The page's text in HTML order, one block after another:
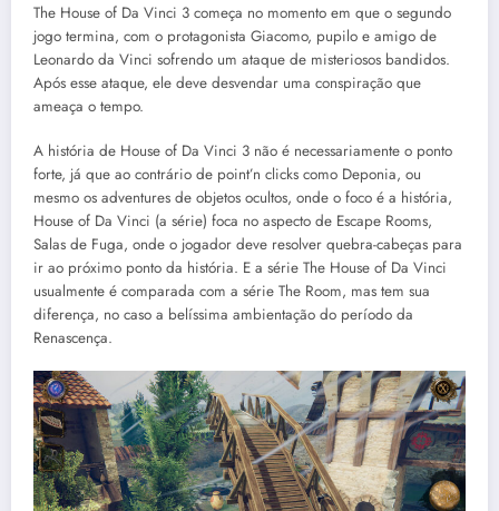
The House of Da Vinci 3 começa no momento em que o segundo
jogo termina, com o protagonista Giacomo, pupilo e amigo de
Leonardo da Vinci sofrendo um ataque de misteriosos bandidos.
Após esse ataque, ele deve desvendar uma conspiração que
ameaça o tempo.
A história de House of Da Vinci 3 não é necessariamente o ponto
forte, já que ao contrário de point’n clicks como Deponia, ou
mesmo os adventures de objetos ocultos, onde o foco é a história,
House of Da Vinci (a série) foca no aspecto de Escape Rooms,
Salas de Fuga, onde o jogador deve resolver quebra-cabeças para
ir ao próximo ponto da história. E a série The House of Da Vinci
usualmente é comparada com a série The Room, mas tem sua
diferença, no caso a belíssima ambientação do período da
Renascença.